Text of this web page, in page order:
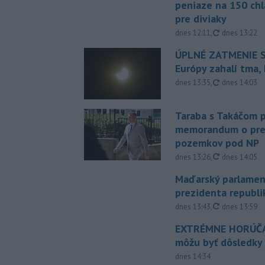
peniaze na 150
pre diviaky
dnes 12:11, aktualizované
dnes 13:22
ÚPLNÉ ZATMENIE
Európy zahalí
dnes 13:35, aktualizované
dnes 14:03
Taraba s Takáčom
memorandum o
pozemkov pod NP
dnes 13:26, aktualizované
dnes 14:05
Maďarský
prezidenta
dnes 13:43, aktualizované
dnes 13:59
EXTRÉMNE
môžu byť dôsledky
dnes 14:34